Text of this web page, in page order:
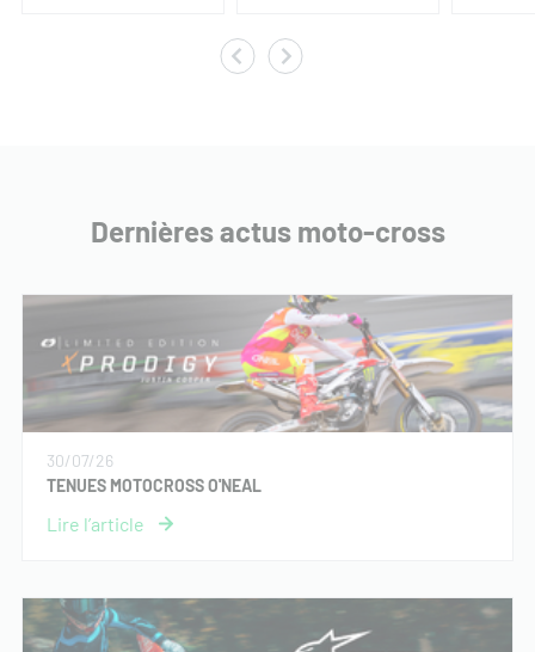
Dernières actus moto-cross
30/07/26
TENUES MOTOCROSS O'NEAL